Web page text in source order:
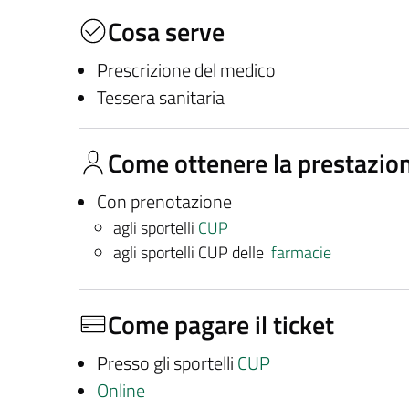
Cosa serve
Prescrizione del medico
Tessera sanitaria
Come ottenere la
Con prenotazione
agli sportelli CUP
agli sportelli CUP delle farmacie
Come pagare il ticket
Presso gli sportelli CUP
Online